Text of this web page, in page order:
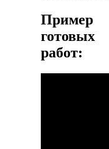
Пример
готовых
работ: